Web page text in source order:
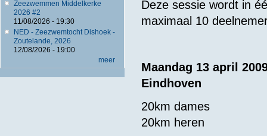
Zeezwemmen Middelkerke
2026 #2
11/08/2026 - 19:30
NED - Zeezwemtocht Dishoek -
Zoutelande, 2026
12/08/2026 - 19:00
meer
Deze sessie wordt in
maximaal 10
Maandag 13 april
Eindhoven
20km dames
20km heren